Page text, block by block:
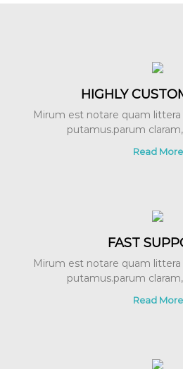
HIGHLY
Mirum est notare quam
putamus.parum
Read More
FAST
Mirum est notare quam
putamus.parum
Read More